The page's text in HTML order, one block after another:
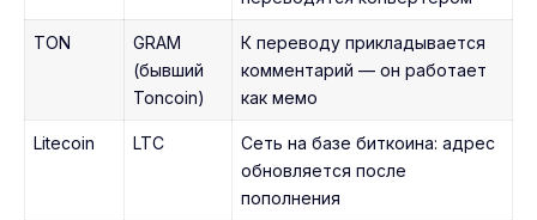
TON
GRAM
(бывший
Toncoin)
К переводу прикладывается
комментарий — он работает
как мемо
Litecoin LTC
Сеть на базе биткоина: адрес
обновляется после
пополнения